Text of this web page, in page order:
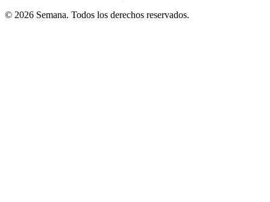
© 2026 Semana. Todos los derechos reservados.